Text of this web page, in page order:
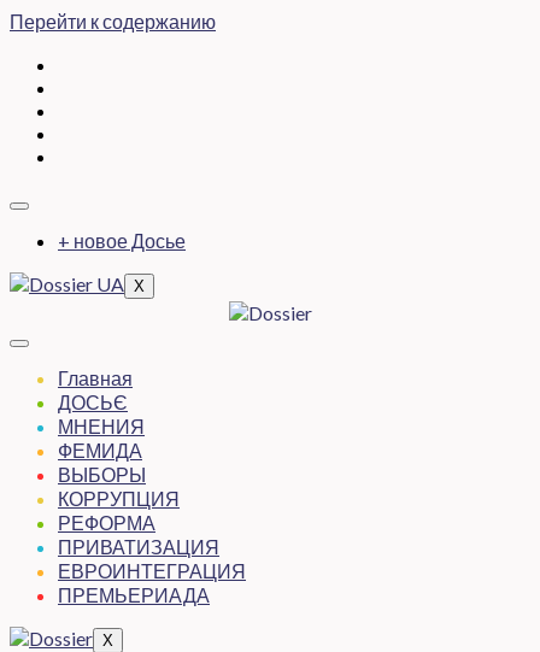
Перейти к содержанию
+ новое Досье
X
Главная
ДОСЬЄ
МНЕНИЯ
ФЕМИДА
ВЫБОРЫ
КОРРУПЦИЯ
РЕФОРМА
ПРИВАТИЗАЦИЯ
ЕВРОИНТЕГРАЦИЯ
ПРЕМЬЕРИАДА
X